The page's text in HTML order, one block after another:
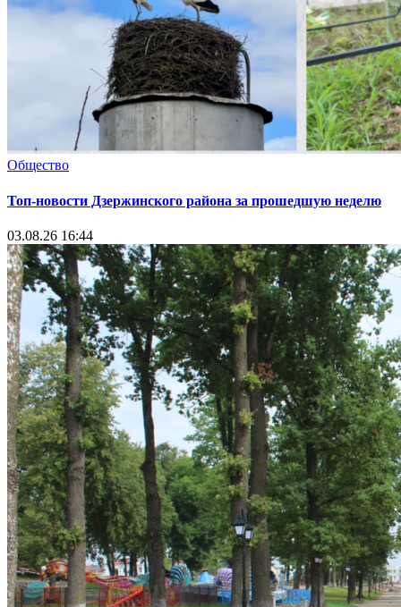
Общество
Топ-новости Дзержинского района за прошедшую неделю
03.08.26 16:44